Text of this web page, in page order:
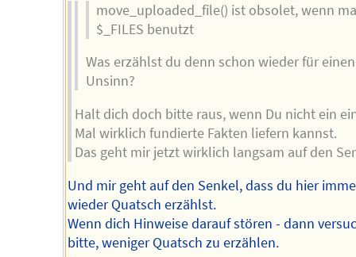
move_uploaded_file() ist obsolet, wenn
$_FILES benutzt
Was erzählst du denn schon wieder für einen
Unsinn?
Halt dich doch bitte raus, wenn Du nicht ein
Mal wirklich fundierte Fakten liefern kannst.
Das geht mir jetzt wirklich langsam auf den
Und mir geht auf den Senkel, dass du hier
wieder Quatsch erzählst.
Wenn dich Hinweise darauf stören - dann
bitte, weniger Quatsch zu erzählen.